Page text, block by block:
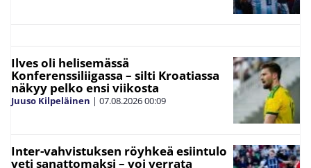
Ilves oli helisemässä
Konferenssiliigassa – silti Kroatiassa
näkyy pelko ensi viikosta
Juuso Kilpeläinen | 07.08.202600:09
Inter-vahvistuksen röyhkeä esiintulo
veti sanattomaksi – voi verrata